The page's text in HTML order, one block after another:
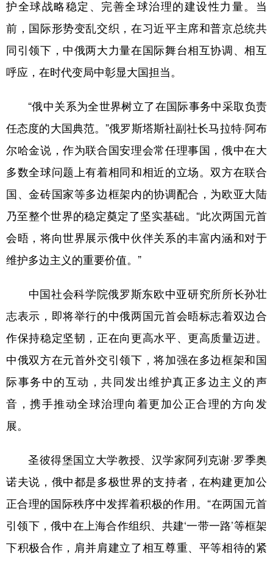
护全球战略稳定、完善全球治理的建设性力量。当
前，国际形势变乱交织，在习近平主席和普京总统共
同引领下，中俄两大力量在国际舞台相互协调、相互
呼应，在时代变局中彰显大国担当。
“俄中关系为全世界树立了在国际事务中采取负责
任态度的大国典范。”俄罗斯塔斯社副社长马拉特·阿布
尔哈金说，作为联合国安理会常任理事国，俄中在大
多数全球问题上有着相同和相近的立场。双方在联合
国、金砖国家等多边框架内的协调配合，为欧亚大陆
乃至整个世界的稳定奠定了坚实基础。“此次两国元首
会晤，将向世界展示俄中伙伴关系的丰富内涵和对于
维护多边主义的重要价值。”
中国社会科学院俄罗斯东欧中亚研究所所长孙壮
志表示，即将举行的中俄两国元首会晤标志着双边合
作保持稳定坚韧，正在向更高水平、更高质量迈进。
中俄双方在元首外交引领下，将加强在多边框架和国
际事务中的互动，共同发出维护真正多边主义的声
音，携手推动全球治理向着更加公正合理的方向发
展。
圣彼得堡国立大学教授、汉学家阿列克谢·罗季奥
诺夫说，俄中都是多极世界的支持者，在构建更加公
正合理的国际秩序中发挥着积极的作用。“在两国元首
引领下，俄中在上海合作组织、共建‘一带一路’等框架
下积极合作，肩并肩建立了相互尊重、平等相待的紧